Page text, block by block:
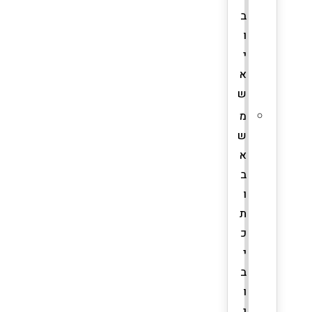
ב
ו
י
א
ש
מ
ש
א
ב
ו
ת
כ
י
ב
ו